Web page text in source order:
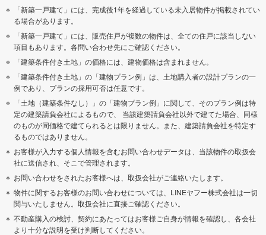
「新築一戸建て」には、完成後1年を経過している未入居物件が掲載されてい
る場合があります。
「新築一戸建て」には、販売住戸が複数の物件は、全ての住戸に該当しない
項目もあります。各問い合わせ先にご確認ください。
「建築条件付き土地」の価格には、建物価格は含まれません。
「建築条件付き土地」の「建物プラン例」は、土地購入者の設計プランの一
例であり、プランの採用可否は任意です。
「土地（建築条件なし）」の「建物プラン例」に関して、そのプラン例は特
定の建築請負会社によるもので、 当該建築請負会社以外で建てた場合、同様
のものが同価格で建てられるとは限りません。また、建築請負会社を特定す
るものではありません。
お客様が入力する個人情報を含むお問い合わせデータは、当該物件の取扱会
社に送信され、そこで管理されます。
お問い合わせをされたお客様へは、取扱会社がご連絡いたします。
物件に関するお客様のお問い合わせについては、LINEヤフー株式会社は一切
関与いたしません。取扱会社に直接ご確認ください。
不動産購入の検討、契約にあたってはお客様ご自身が情報を確認し、各会社
より十分な説明を受け判断してください。